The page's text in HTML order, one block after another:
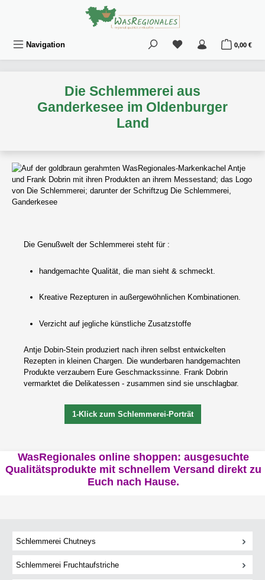
Zum Hauptinhalt springen
Navigation Du hast 0 Produkte
0,00 €
Die Schlemmerei aus
Ganderkesee im Oldenburger
Land
Die Genußwelt der Schlemmerei steht für :
handgemachte Qualität, die man sieht & schmeckt.
Kreative Rezepturen in außergewöhnlichen Kombinationen.
Verzicht auf jegliche künstliche Zusatzstoffe
Antje Dobin-Stein produziert nach ihren selbst entwickelten
Rezepten in kleinen Chargen. Die wunderbaren handgemachten
Produkte verzaubern Eure Geschmackssinne. Frank Dobrin
vermarktet die Delikatessen - zusammen sind sie unschlagbar.
1-Klick zum Schlemmerei-Porträt
WasRegionales online shoppen: ausgesuchte
Qualitätsprodukte mit schnellem Versand direkt zu
Euch nach Hause.
Schlemmerei Chutneys
Schlemmerei Fruchtaufstriche